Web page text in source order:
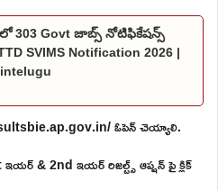
303 Govt జాబ్స్ నోటిఫికేషన్స్
SVIMS Notification 2026 |
ఓపెన్ చెయ్యాలి.
& 2nd ఇయర్ రిజల్ట్స్ ఆప్షన్ పై క్లిక్